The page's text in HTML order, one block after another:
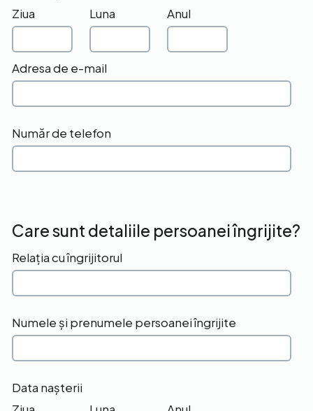
Ziua
Luna Anul
Adresa de e-mail
Număr de telefon
Care sunt detaliile persoanei îngrijite?
Relația cu îngrijitorul
Numele și prenumele persoanei îngrijite
Data nașterii